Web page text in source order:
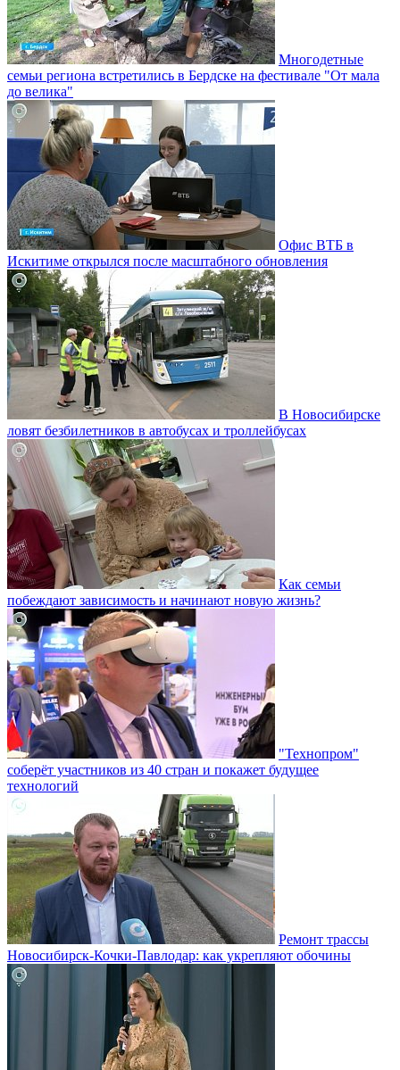
Многодетные
семьи региона встретились в Бердске на фестивале "От мала
до велика"
Офис ВТБ в
Искитиме открылся после масштабного обновления
В Новосибирске
ловят безбилетников в автобусах и троллейбусах
Как семьи
побеждают зависимость и начинают новую жизнь?
"Технопром"
соберёт участников из 40 стран и покажет будущее
технологий
Ремонт трассы
Новосибирск-Кочки-Павлодар: как укрепляют обочины